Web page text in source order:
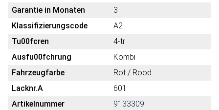
Garantie in Monaten
3
Klassifizierungscode
A2
Tu00fcren
4-tr
Ausfu00fchrung
Kombi
Fahrzeugfarbe
Rot / Rood
Lacknr.A
601
Artikelnummer
9133309